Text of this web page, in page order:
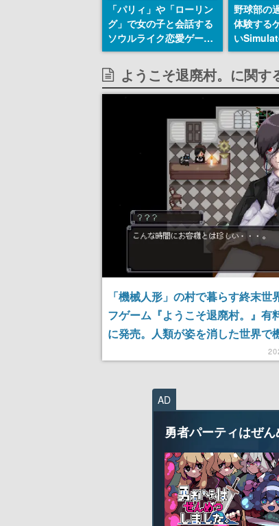
「パリィ」や「ローリン
グ」で女の子と会話する
ソウルライク恋愛ゲーム
『小早川さんはソウルラ
イク』無料公開。返事に
失敗すると「YOU
DIED」
野球部の
体験する
い
のウィッ
とにチ
SNSで話
ダム・カ
ェコのプ
称賛の声
ようこそ退廃村。に関す
「機械人形」の村で暮らす終末世
フゲーム『ようこそ退廃村。』有
に発売。人類が姿を消した世界で
との結婚生活や荒廃した村の復興
AD
勇者パーティはぜん